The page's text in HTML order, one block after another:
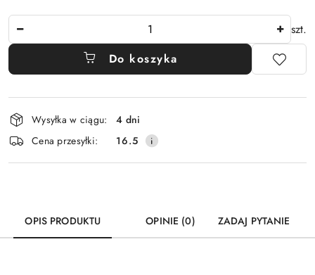
szt.
Do koszyka
Dostępność
i
dostawa
Wysyłka w ciągu:
4 dni
Cena przesyłki:
16.5
OPIS PRODUKTU OPINIE (0) ZADAJ PYTANIE